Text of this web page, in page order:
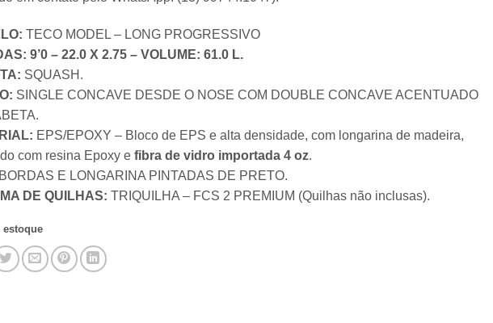
TECO MODEL – LONG PROGRESSIVO
9’0 – 22.0 X 2.75 – VOLUME: 61.0 L.
SQUASH.
SINGLE CONCAVE DESDE O NOSE COM DOUBLE CONCAVE ACENTUADO
EPS/EPOXY – Bloco de EPS e alta densidade, com longarina de madeira,
com resina Epoxy e fibra de vidro importada 4 oz.
BORDAS E LONGARINA PINTADAS DE PRETO.
DE QUILHAS: TRIQUILHA – FCS 2 PREMIUM (Quilhas não inclusas).
estoque